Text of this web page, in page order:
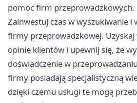
pomoc firm przeprowadzkowych.
Zainwestuj czas w wyszukiwanie i
firmy przeprowadzkowej. Uzyskaj
opinie klientów i upewnij się, że
doświadczenie w
firmy posiadają specjalistyczną
dzięki czemu usługi te mogą